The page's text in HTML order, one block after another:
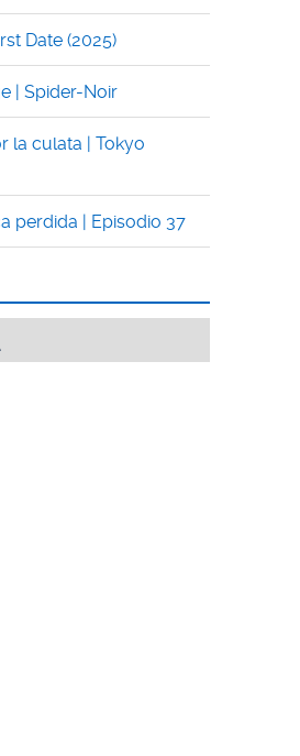
Date (2025)
| Spider-Noir
la culata | Tokyo
perdida | Episodio 37